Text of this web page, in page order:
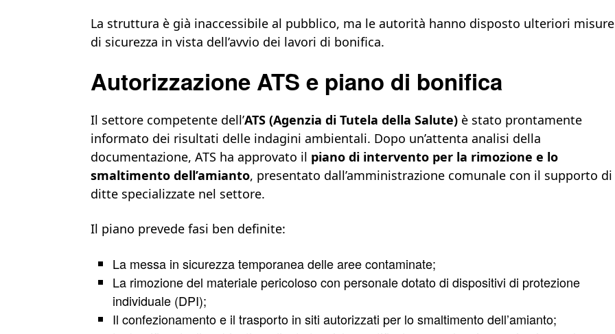
La struttura è già inaccessibile al pubblico, ma le autorità hanno disposto ulteriori misure
di sicurezza in vista dell’avvio dei lavori di bonifica.
Autorizzazione ATS e piano di bonifica
Il settore competente dell’ATS (Agenzia di Tutela della Salute) è stato prontamente
informato dei risultati delle indagini ambientali. Dopo un’attenta analisi della
documentazione, ATS ha approvato il piano di intervento per la rimozione e lo
smaltimento dell’amianto, presentato dall’amministrazione comunale con il supporto di
ditte specializzate nel settore.
Il piano prevede fasi ben definite:
La messa in sicurezza temporanea delle aree contaminate;
La rimozione del materiale pericoloso con personale dotato di dispositivi di protezione
individuale (DPI);
Il confezionamento e il trasporto in siti autorizzati per lo smaltimento dell’amianto;